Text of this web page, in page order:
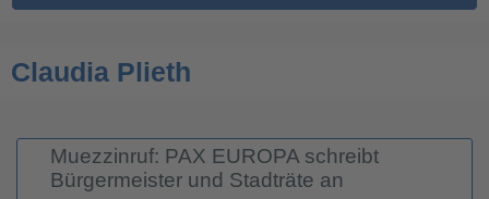
Claudia Plieth
Muezzinruf: PAX EUROPA schreibt
Bürgermeister und Stadträte an